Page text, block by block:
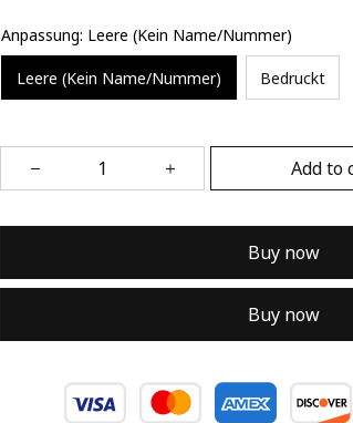
Anpassung: Leere (Kein Name/Nummer)
Leere (Kein Name/Nummer) Bedruckt
Add to
Buy now
Buy now